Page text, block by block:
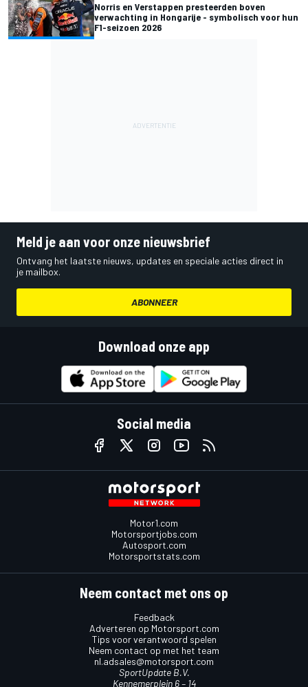
Norris en Verstappen presteerden boven
verwachting in Hongarije - symbolisch voor hun
F1-seizoen 2026
Meld je aan voor onze nieuwsbrief
Ontvang het laatste nieuws, updates en speciale acties direct in
je mailbox.
ABONNEER
Download onze app
Social media
Motor1.com
Motorsportjobs.com
Autosport.com
Motorsportstats.com
Neem contact met ons op
Feedback
Adverteren op Motorsport.com
Tips voor verantwoord spelen
Neem contact op met het team
nl.adsales@motorsport.com
SportUpdate B.V.
Kennemerplein 6 – 14